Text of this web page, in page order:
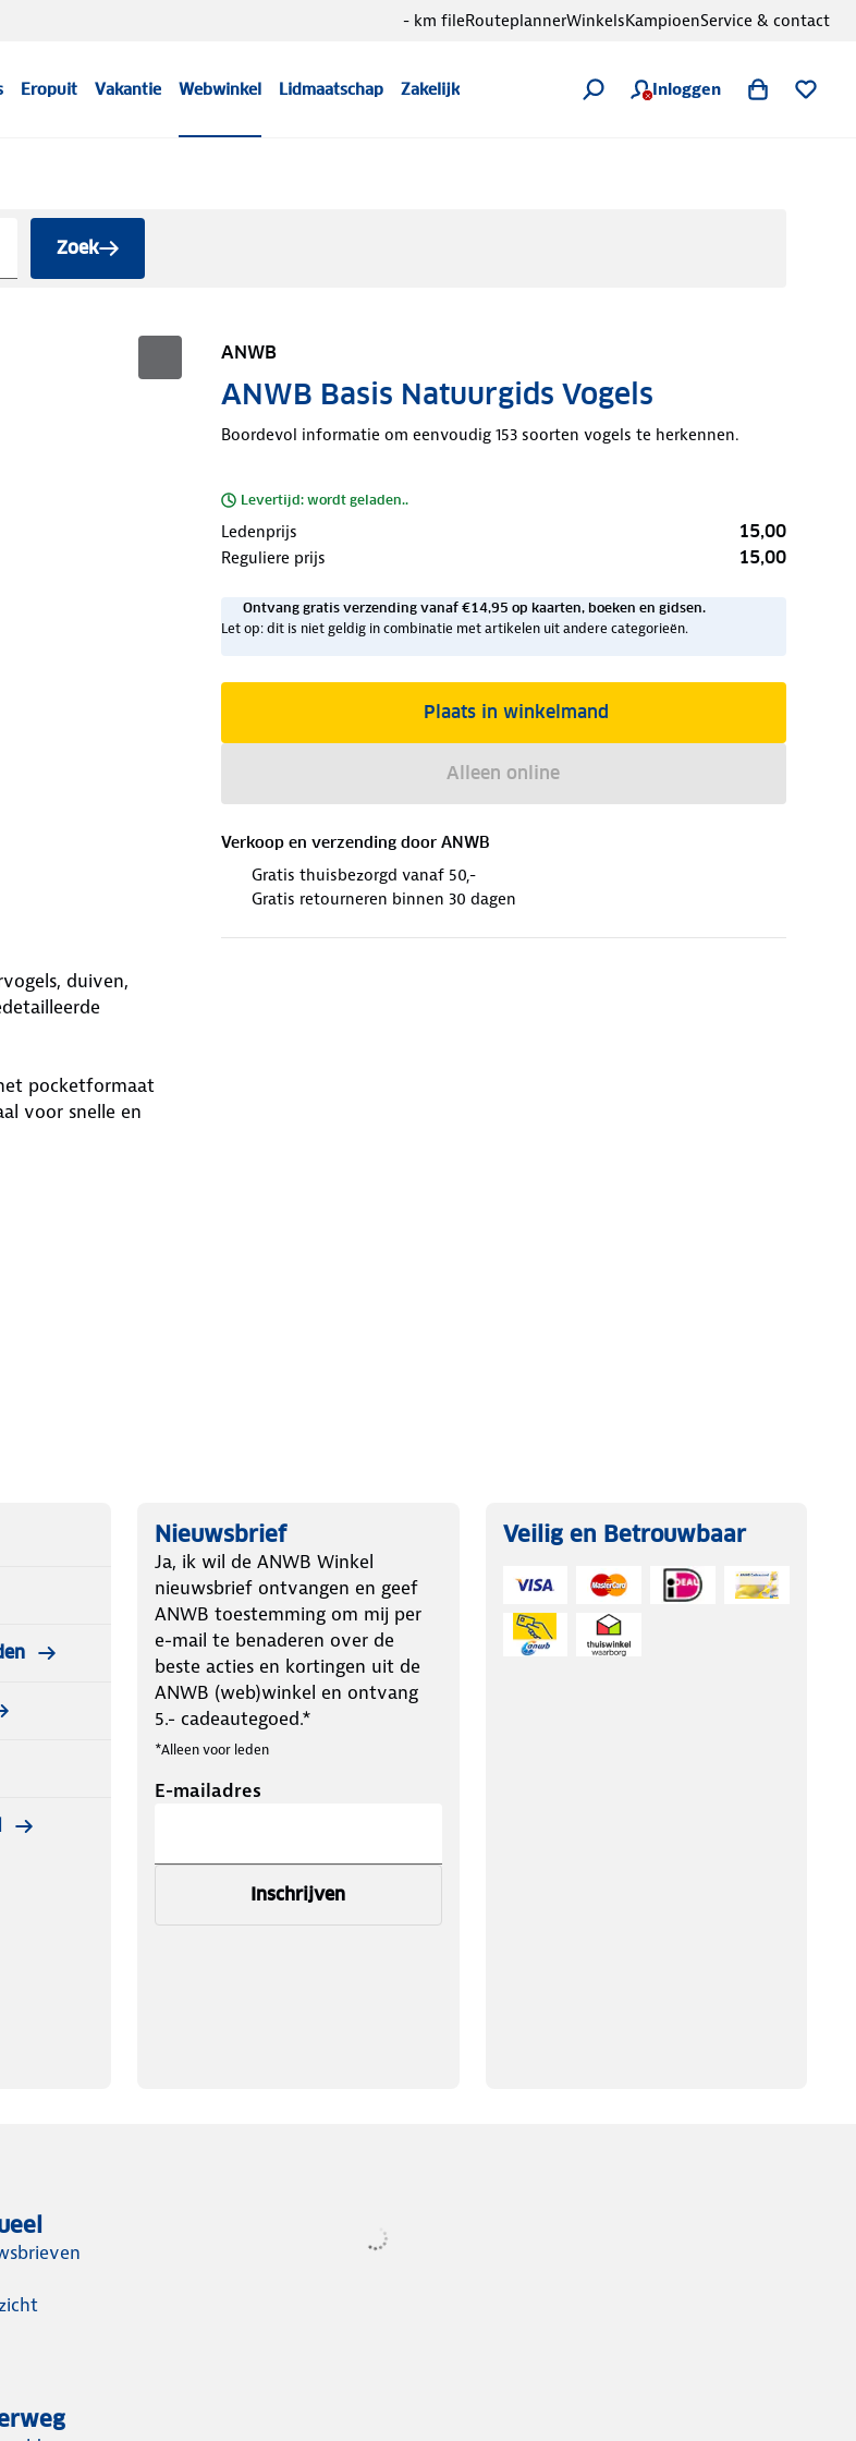
Eropuit Vakantie Webwinkel Lidmaatschap Zakelijk Inloggen
- km fileRouteplannerWinkelsKampioenService & contact
Zoek
ANWB
ANWB Basis Natuurgids Vogels
Boordevol informatie om eenvoudig 153 soorten vogels te herkennen.
Levertijd: wordt geladen..
Ledenprijs 15,00
Reguliere prijs 15,00
Ontvang gratis verzending vanaf €14,95 op kaarten, boeken en gidsen.
Let op: dit is niet geldig in combinatie met artikelen uit andere categorieën.
Plaats in winkelmand
Alleen online
Verkoop en verzending door ANWB
Gratis thuisbezorgd vanaf 50,-
Gratis retourneren binnen 30 dagen
duiven,
pocketformaat
voor snelle en
Nieuwsbrief
Ja, ik wil de ANWB Winkel
nieuwsbrief ontvangen en geef
ANWB toestemming om mij per
e-mail te benaderen over de
beste acties en kortingen uit de
ANWB (web)winkel en ontvang
5.- cadeautegoed.*
*Alleen voor leden
E-mailadres
Inschrijven
Veilig en Betrouwbaar